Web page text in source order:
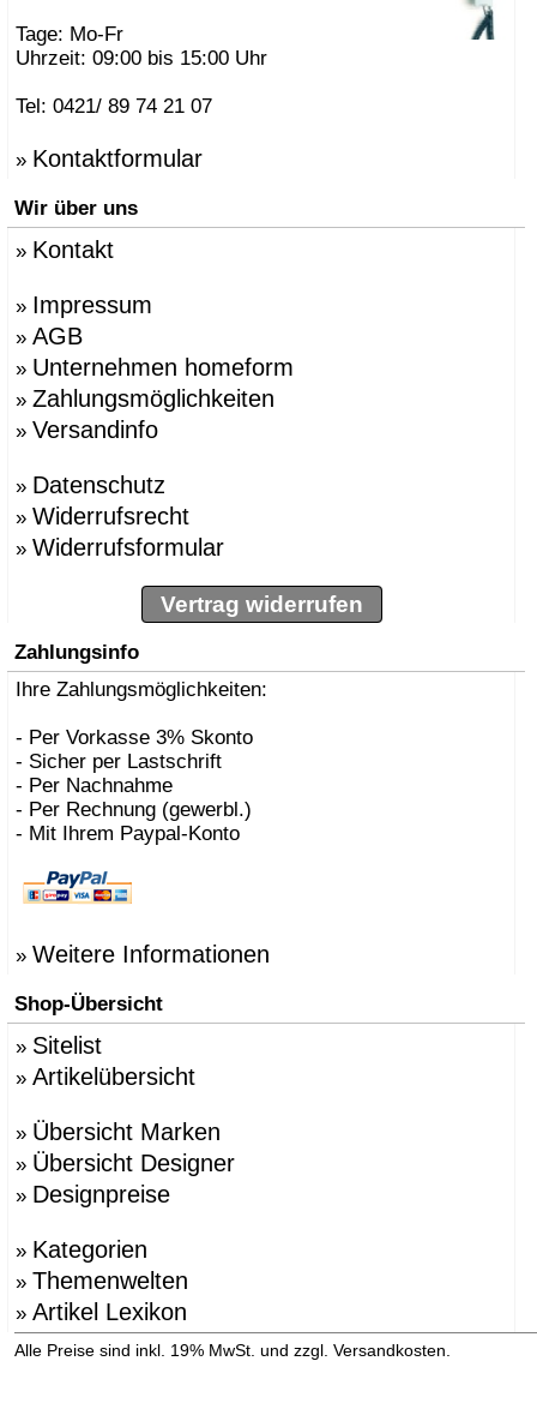
Tage: Mo-Fr
Uhrzeit: 09:00 bis 15:00 Uhr
Tel: 0421/ 89 74 21 07
» Kontaktformular
Wir über uns
» Kontakt
» Impressum
» AGB
» Unternehmen homeform
» Zahlungsmöglichkeiten
» Versandinfo
» Datenschutz
» Widerrufsrecht
» Widerrufsformular
Vertrag widerrufen
Zahlungsinfo
Ihre Zahlungsmöglichkeiten:
- Per Vorkasse 3% Skonto
- Sicher per Lastschrift
- Per Nachnahme
- Per Rechnung (gewerbl.)
- Mit Ihrem Paypal-Konto
» Weitere Informationen
Shop-Übersicht
» Sitelist
» Artikelübersicht
» Übersicht Marken
» Übersicht Designer
» Designpreise
» Kategorien
» Themenwelten
» Artikel Lexikon
Alle Preise sind inkl. 19% MwSt. und zzgl. Versandkosten.